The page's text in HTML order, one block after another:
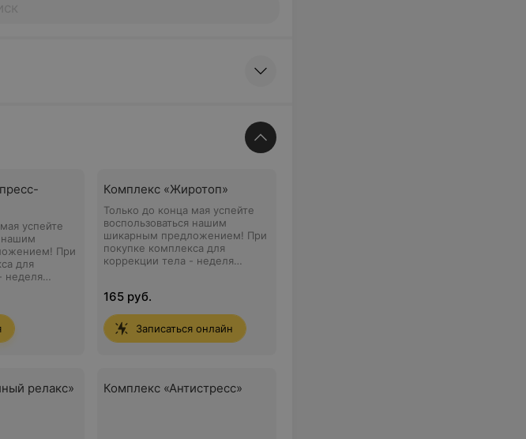
успейте
нашим
При
для
неделя
Комплекс «Жиротоп»
Только до конца мая успейте
воспользоваться нашим
шикарным предложением! При
покупке комплекса для
коррекции тела - неделя
бесплатно!
165 руб.
Записаться онлайн
релакс» Комплекс «Антистресс»